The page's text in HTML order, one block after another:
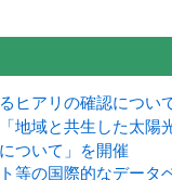
ヒアリの確認につい
地域と共生した太陽
ついて」を開催
等の国際的なデータ